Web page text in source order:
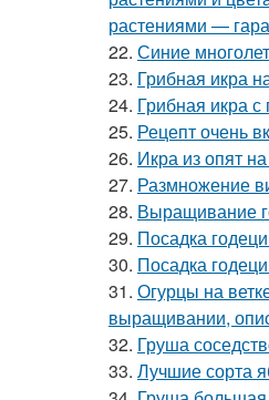
растениями —
22. Синие
23. Грибная икра
24. Грибная икра
25. Рецепт очень
26. Икра из опят
27. Размножение
28. Выращивание
29. Посадка
30. Посадка
31. Огурцы на
выращивании,
32. Груша
33. Лучшие сорта